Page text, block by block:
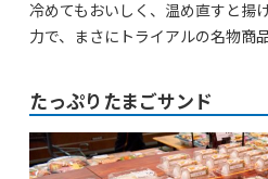
冷めてもおいしく、温め直すと揚
力で、まさにトライアルの名物商
たっぷりたまごサンド